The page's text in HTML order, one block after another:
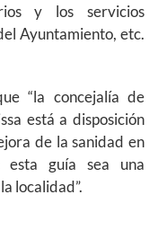
y los servicios
Ayuntamiento, etc.
“la concejalía de
está a disposición
de la sanidad en
esta guía sea una
localidad”.